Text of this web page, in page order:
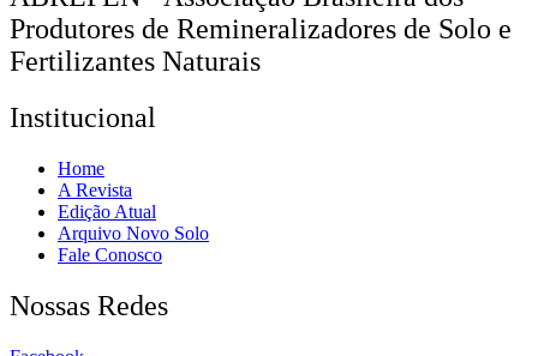
Produtores de Remineralizadores de Solo e
Fertilizantes Naturais
Institucional
Home
A Revista
Edição Atual
Arquivo Novo Solo
Fale Conosco
Nossas Redes